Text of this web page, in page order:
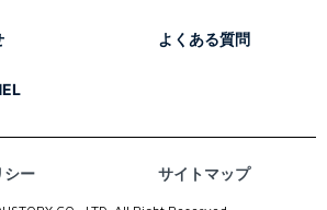
よくある質問
シー サイトマップ